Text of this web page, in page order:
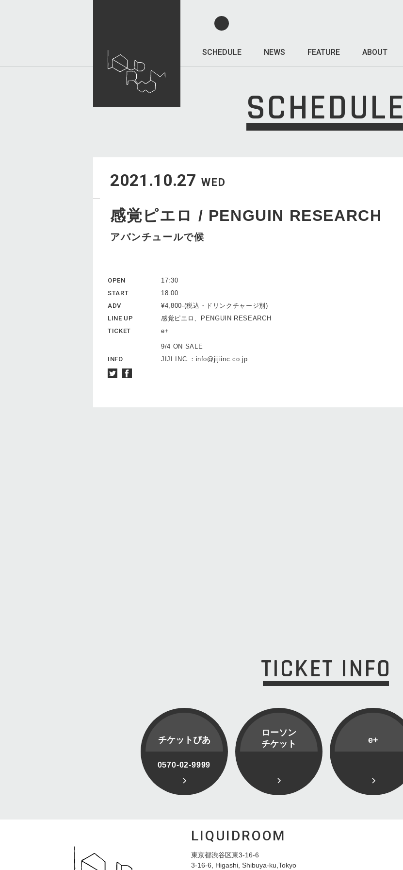
SCHEDULE NEWS FEATURE ABOUT
SCHEDULE
2021.10.27 WED
感覚ピエロ / PENGUIN RESEARCH
アバンチュールで候
OPEN
17:30
START
18:00
ADV
¥4,800-(税込・ドリンクチャージ別)
LINE UP
感覚ピエロ、PENGUIN RESEARCH
TICKET
e+
9/4 ON SALE
INFO
JIJI INC.：info@jijiinc.co.jp
TICKET INFO
チケットぴあ
0570-02-9999
ローソン
チケット
e+
LIQUIDROOM
東京都渋谷区東3-16-6
3-16-6, Higashi, Shibuya-ku,Tokyo